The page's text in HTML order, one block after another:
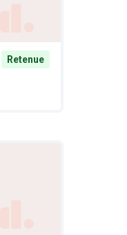
Retenue